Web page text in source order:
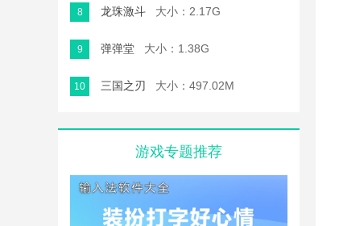
8 龙珠激斗 大小：2.17G
9 弹弹堂 大小：1.38G
10 三国之刃 大小：497.02M
游戏专题推荐